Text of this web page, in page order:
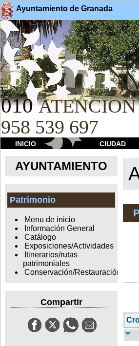
Ayuntamiento de Granada
010
958 539 697
INICIO CIUDAD
AYUNTAMIENTO
Patrimonio
Menu de inicio
Información General
Catálogo
Exposiciones/Actividades
Itinerarios/rutas
patrimoniales
Conservación/Restauración
Compartir